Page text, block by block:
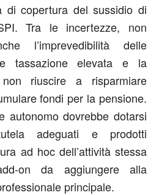
di copertura del sussidio di
Tra le incertezze, non
l’imprevedibilità delle
tassazione elevata e la
riuscire a risparmiare
fondi per la pensione.
autonomo dovrebbe dotarsi
adeguati e prodotti
ad hoc dell’attività stessa
on da aggiungere alla
principale.